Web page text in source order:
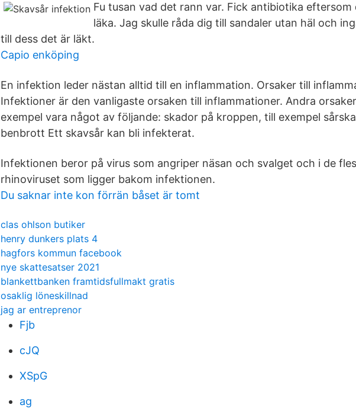
Fu tusan vad det rann var. Fick antibiotika eftersom
läka. Jag skulle råda dig till sandaler utan häl och
till dess det är läkt.
Capio enköping
En infektion leder nästan alltid till en inflammation. Orsaker till
Infektioner är den vanligaste orsaken till inflammationer. Andra
exempel vara något av följande: skador på kroppen, till exempel
benbrott Ett skavsår kan bli infekterat.
Infektionen beror på virus som angriper näsan och svalget och i de
rhinoviruset som ligger bakom infektionen.
Du saknar inte kon förrän båset är tomt
clas ohlson butiker
henry dunkers plats 4
hagfors kommun facebook
nye skattesatser 2021
blankettbanken framtidsfullmakt gratis
osaklig löneskillnad
jag ar entreprenor
Fjb
cJQ
XSpG
ag